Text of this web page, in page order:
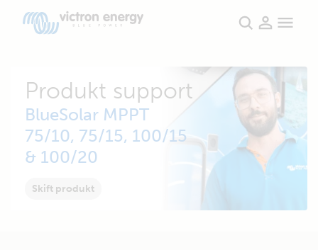
Produkt support
BlueSolar MPPT
75/10, 75/15, 100/15
& 100/20
Skift produkt